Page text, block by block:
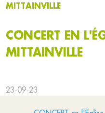
MITTAINVILLE
CONCERT EN
MITTAINVILLE
23-09-23